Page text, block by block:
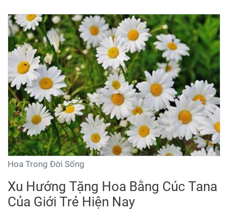
hoa trong truyền thống. Hãy cùng tìm hiểu xem hiện nay
có những loài hoa nào được chiết xuất thành nước hoa
nhé.
Hoa Trong Đời Sống
Xu Hướng Tặng Hoa Bằng Cúc Tana
Của Giới Trẻ Hiện Nay